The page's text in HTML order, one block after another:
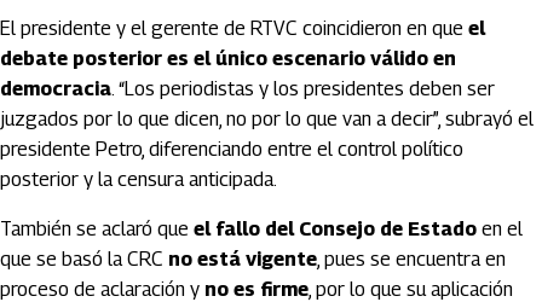
El presidente y el gerente de RTVC coincidieron en que el
debate posterior es el único escenario válido en
democracia. “Los periodistas y los presidentes deben ser
juzgados por lo que dicen, no por lo que van a decir”, subrayó el
presidente Petro, diferenciando entre el control político
posterior y la censura anticipada.
También se aclaró que el fallo del Consejo de Estado en el
que se basó la CRC no está vigente, pues se encuentra en
proceso de aclaración y no es firme, por lo que su aplicación